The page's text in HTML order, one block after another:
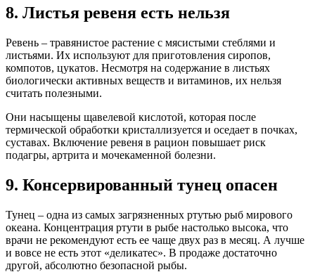
8. Листья ревеня есть нельзя
Ревень – травянистое растение с мясистыми стеблями и
листьями. Их используют для приготовления сиропов,
компотов, цукатов. Несмотря на содержание в листьях
биологически активных веществ и витаминов, их нельзя
считать полезными.
Они насыщены щавелевой кислотой, которая после
термической обработки кристаллизуется и оседает в почках,
суставах. Включение ревеня в рацион повышает риск
подагры, артрита и мочекаменной болезни.
9. Консервированный тунец опасен
Тунец – одна из самых загрязненных ртутью рыб мирового
океана. Концентрация ртути в рыбе настолько высока, что
врачи не рекомендуют есть ее чаще двух раз в месяц. А лучше
и вовсе не есть этот «деликатес». В продаже достаточно
другой, абсолютно безопасной рыбы.